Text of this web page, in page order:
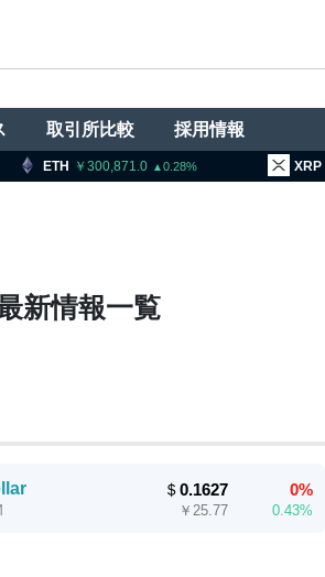
取引所比較 採用情報
ETH 300,871.0 0.28 XRP
新情報一覧
＄0.1627
￥ 25.77
0%
0.43%